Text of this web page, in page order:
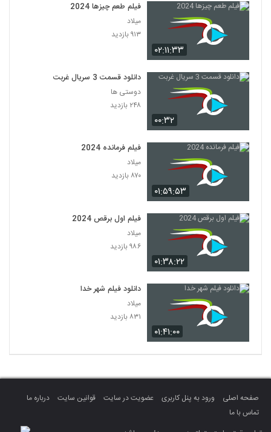
۰۲:۱۱:۳۳
فیلم طعم چیزها 2024
میلاد
۹۱۳ بازدید
۰۰:۳۲
دانلود قسمت 3 سریال غربت
دوستی ها
۲۴۸ بازدید
۰۱:۵۹:۵۳
فیلم فرمانده 2024
میلاد
۸۷۰ بازدید
۰۱:۳۸:۲۲
فیلم اول برقص 2024
میلاد
۹۸۶ بازدید
۰۱:۴۱:۰۰
دانلود فیلم شهر خدا
میلاد
۸۳۱ بازدید
صفحه اصلی ورود به پنل کاربری عضویت در سایت قوانین سایت
درباره ما
تماس با ما